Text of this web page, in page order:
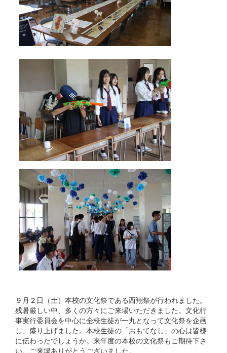
９月２日（土）本校の文化祭である西翔祭が行われました。
残暑厳しい中、多くの方々にご来場いただきました。文化行
事実行委員会を中心に全校生徒が一丸となって文化祭を企画
し、盛り上げました。本校生徒の「おもてなし」の心は皆様
に伝わったでしょうか。来年度の本校の文化祭もご期待下さ
い。ご来場ありがとうございました。